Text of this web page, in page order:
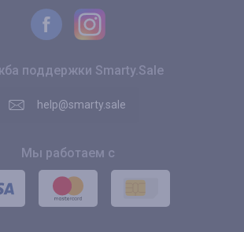
поддержки Smarty.Sale
help@smarty.sale
Мы работаем с